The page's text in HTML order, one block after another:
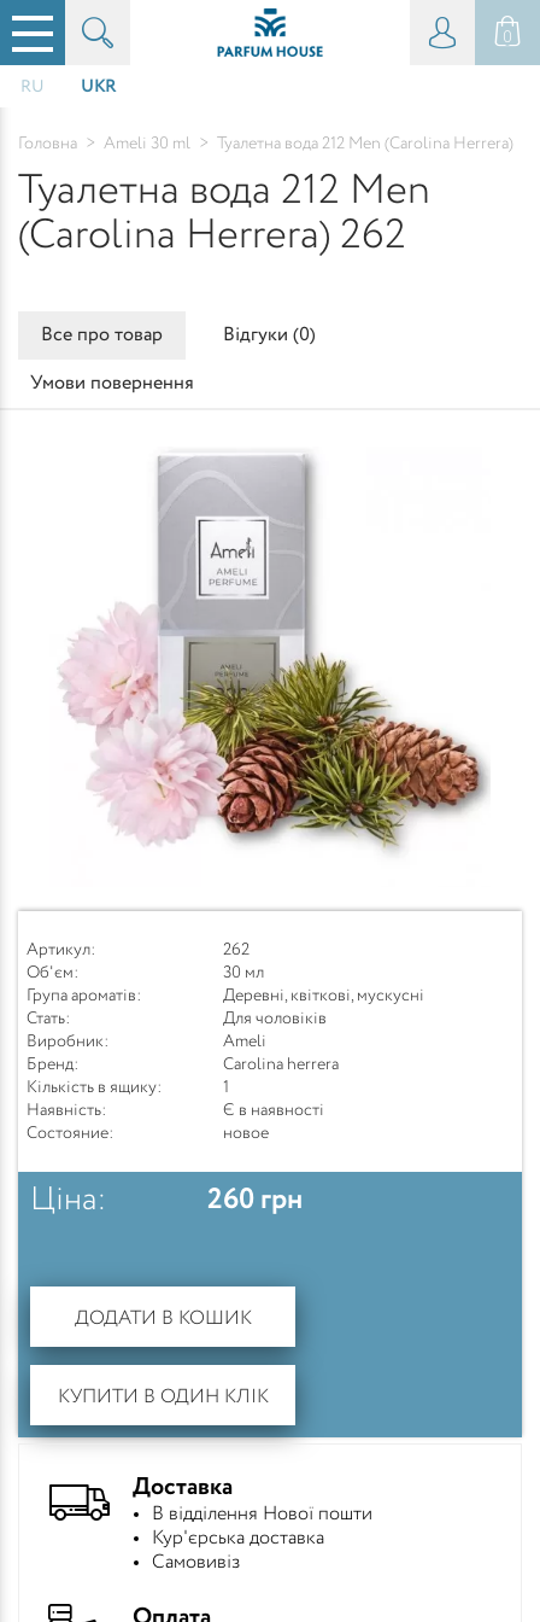
0
RU UKR
Головна > Ameli 30 ml > Туалетна вода 212 Men (Carolina Herrera)
Туалетна вода 212 Men
(Carolina Herrera) 262
Все про товар Відгуки (0)
Умови повернення
Артикул:
262
Об'єм:
30 мл
Група ароматів:
Деревні, квіткові, мускусні
Стать:
Для чоловіків
Виробник:
Ameli
Бренд:
Carolina herrera
Кількість в ящику:
1
Наявність:
Є в наявності
Состояние:
новое
Ціна: 260 грн
ДОДАТИ В КОШИК
КУПИТИ В ОДИН КЛІК
Доставка
В відділення Нової пошти
Кур'єрська доставка
Самовивіз